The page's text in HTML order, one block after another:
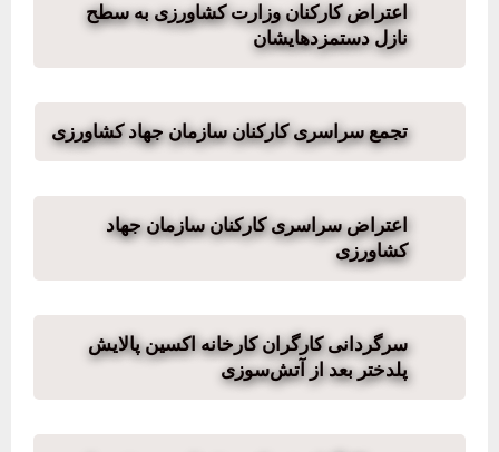
اعتراض کارکنان وزارت کشاورزی به سطح
نازل دستمزدهایشان
تجمع سراسری کارکنان سازمان جهاد کشاورزی
اعتراض سراسری کارکنان سازمان جهاد
کشاورزی
سرگردانی کارگران کارخانه اکسین پالایش
پلدختر بعد از آتش‌سوزی